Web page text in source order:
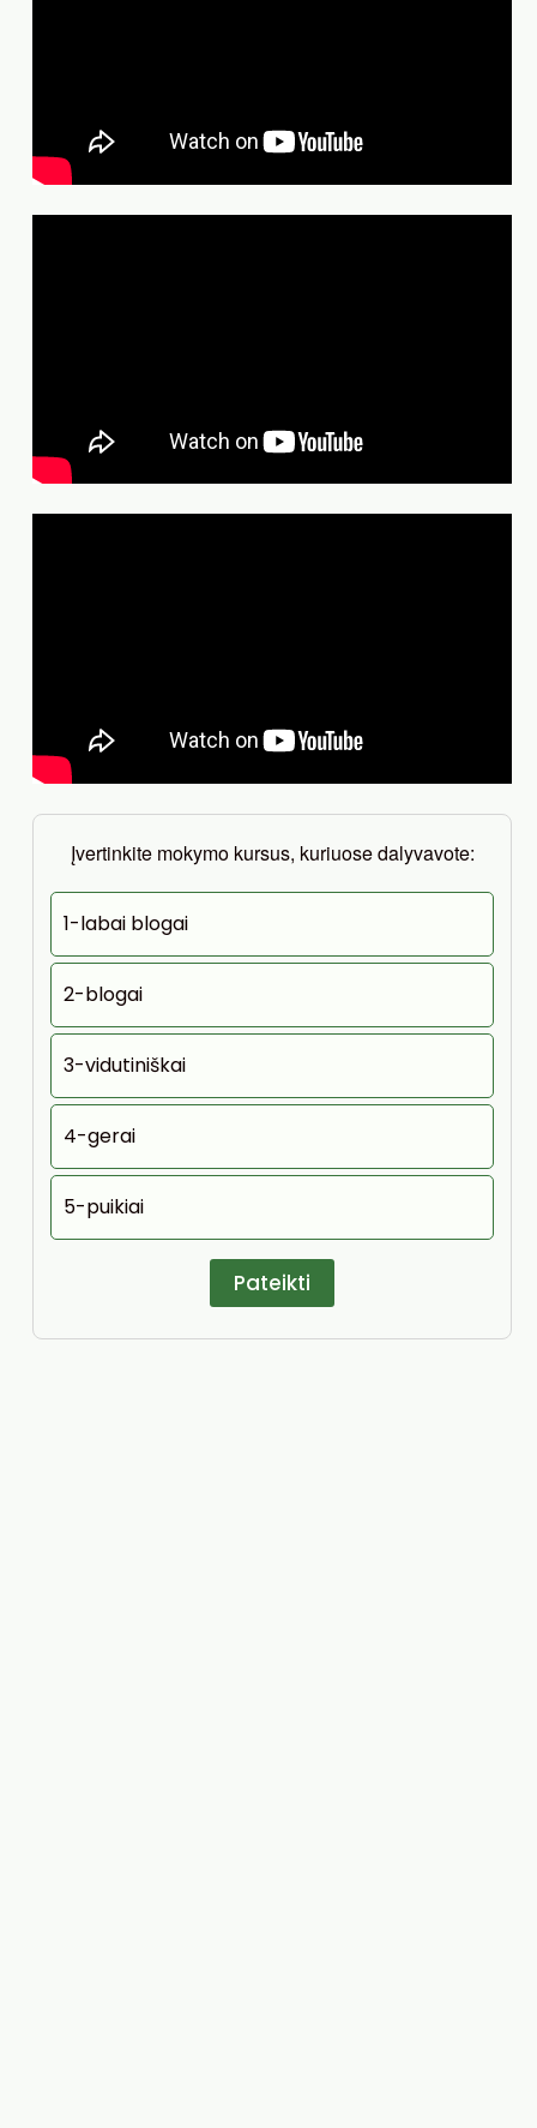
Įvertinkite mokymo kursus, kuriuose dalyvavote:
1-labai blogai
2-blogai
3-vidutiniškai
4-gerai
5-puikiai